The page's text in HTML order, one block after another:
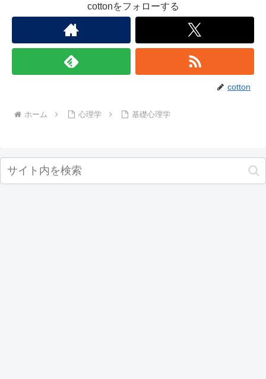
cottonをフォローする
cotton
ホーム 心理学 基礎心理学